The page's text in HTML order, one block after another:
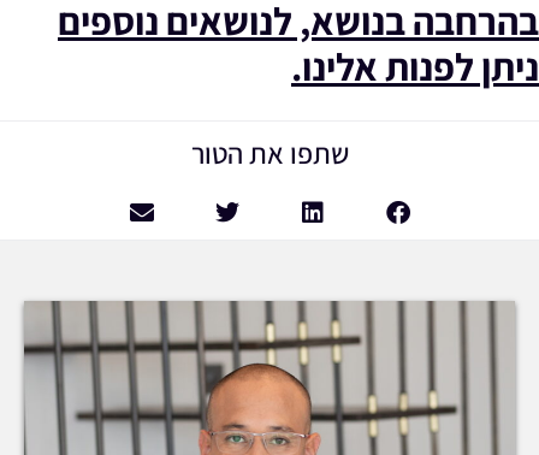
בהרחבה בנושא, לנושאים נוספים
ניתן לפנות אלינו.
שתפו את הטור